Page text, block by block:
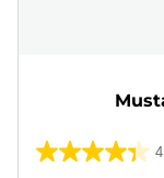
4.3/5